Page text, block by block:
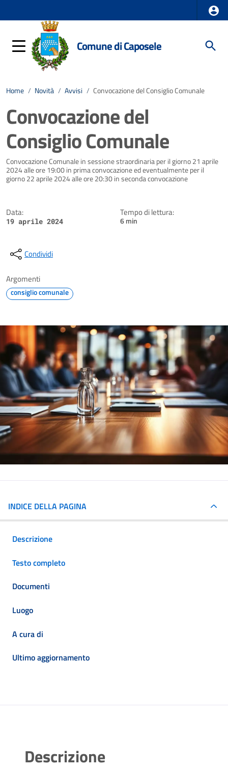
Comune di Caposele
Home / Novità / Avvisi / Convocazione del Consiglio Comunale
Convocazione del
Consiglio Comunale
Dettagli della notizia
Convocazione Comunale in sessione straordinaria per il giorno 21 aprile
2024 alle ore 19:00 in prima convocazione ed eventualmente per il
giorno 22 aprile 2024 alle ore 20:30 in seconda convocazione
Data:
19 aprile 2024
Tempo di lettura:
6 min
Condividi
Argomenti
consiglio comunale
INDICE DELLA PAGINA
Descrizione
Testo completo
Documenti
Luogo
A cura di
Ultimo aggiornamento
Descrizione